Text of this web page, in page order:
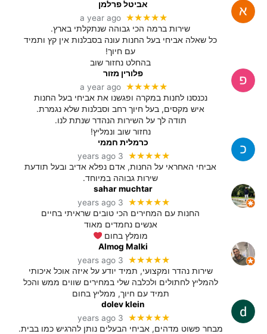
אביטל פרלמן
★★★★★
a year ago
שירות ברמה הכי גבוהה שנתקלתי בארץ.
כל שאלה אביחי בעל החנות עונה בסבלנות אין קץ ותמיד
עם חיוך!
בהחלט נחזור שוב
פלורין מזור
★★★★★
a year ago
נכנסנו לחנות במקרה ופגשנו את אביחי בעל החנות
איש מקסים, בעל חיוך רחב וסבלנות שלא נגמרת.
תודה לך על השירות הנהדר שנתת לנו.
נחזור שוב ונמליץ!
כרמלית חממי
★★★★★
3 years ago
אביחי האחראי על החנות, אדם נפלא אדיב ובעל תודעת
שירות גבוהה במיוחד.
sahar muchtar
★★★★★
3 years ago
החנות עם המחירים הכי טובים שראיתי בחיים
אנשים נחמדים מאוד
מומלץ בחום
Almog Malki
★★★★★
3 years ago
שירות נהדר ומקצועי, תמיד יודע על איזה אוכל איכותי
להמליץ לחתולים ולכלבה שלי במחירים שווים ממש והכל
תמיד עם חיוך, ממליץ בחום
dolev klein
★★★★★
3 years ago
מבחר פשוט מדהים, אביחי הבעלים נותן להרגיש כמו בבית.